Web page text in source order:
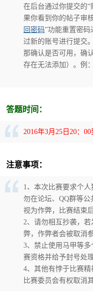
在后台通过你提交的“
果你看到你的帖子审
回密码”功能重置密
过新的账号进行提交
那确认是否可用，确
存在无法添加）。 例：
答题时间：
2016年3月25日20：
注意事项：
1、本次比赛要求个
勿在论坛、QQ群等公
视为作弊，比赛结束
2、请勿相互抄袭，
弊，作弊者会被取消
3、禁止使用马甲等
赛资格并给予封号处理
4、其他有悖于比赛精
比赛委员会有权取消